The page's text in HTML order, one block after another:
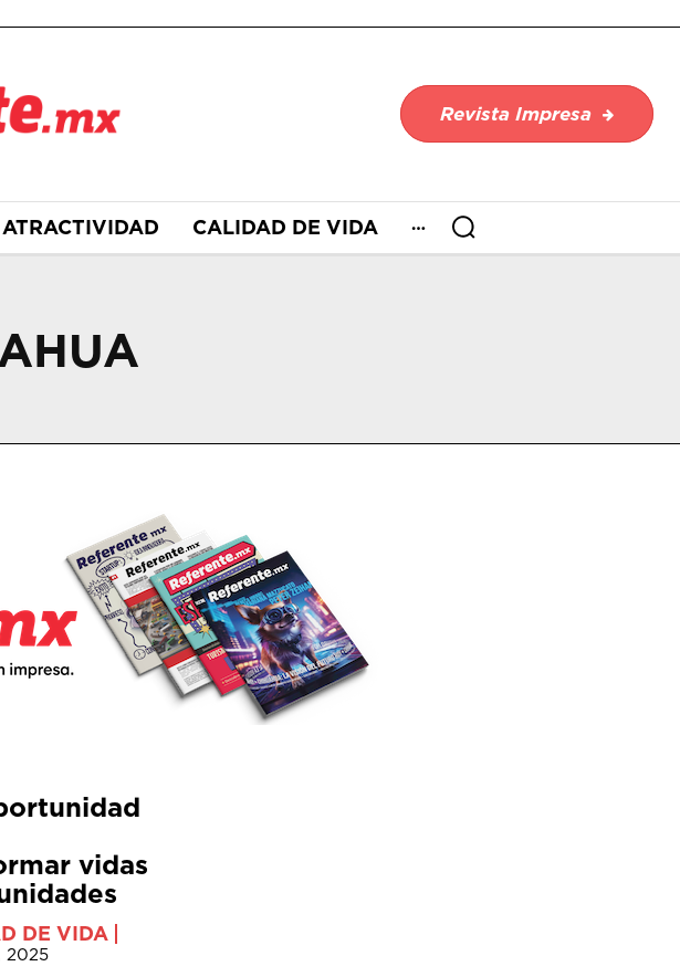
Revista Impresa
ATRACTIVIDAD CALIDAD DE VIDA
vidas
DE VIDA
2025